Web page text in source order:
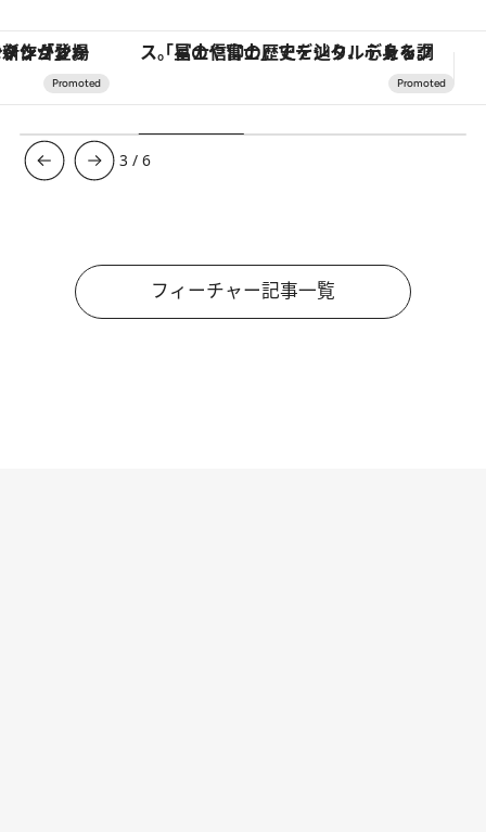
「星のや富士」でデジタルデトックス。冨士信仰の歴史を辿り、心身を調える。 【銀座で出合う最旬美容】美髪ケアや上質
3 /6
フィーチャー記事一覧